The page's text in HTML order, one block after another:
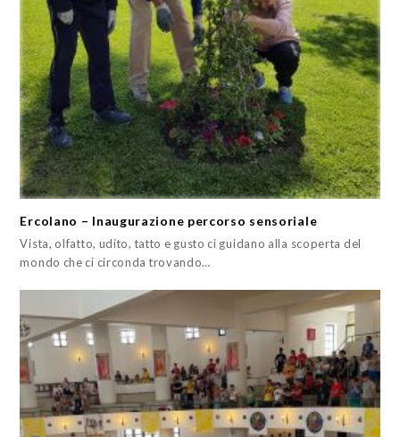
Ercolano – Inaugurazione percorso sensoriale
Vista, olfatto, udito, tatto e gusto ci guidano alla scoperta del
mondo che ci circonda trovando…